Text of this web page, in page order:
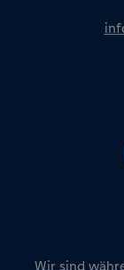
Wir sind